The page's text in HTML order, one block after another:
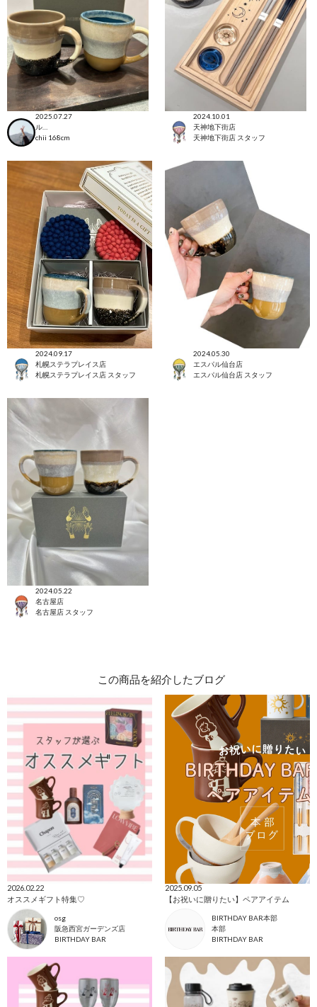
2025.07.27
chii 168cm
2024.10.01
天神地下街店
天神地下街店 スタッフ
2024.09.17
札幌ステラプレイス店
札幌ステラプレイス店 スタッフ
2024.05.30
エスパル仙台店
エスパル仙台店 スタッフ
2024.05.22
名古屋店
名古屋店 スタッフ
この商品を紹介したブログ
2026.02.22
オススメギフト特集♡
osg
阪急西宮ガーデンズ店
BIRTHDAY BAR
2025.09.05
【お祝いに贈りたい】ペアアイテム
BIRTHDAY BAR本部
本部
BIRTHDAY BAR